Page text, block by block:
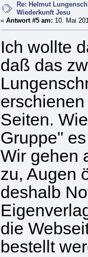
Re: Helmut
Wiederkunft Jesu
« Antwort #5 am: 10. Mai
Ich wollte
daß das
Seiten.
Gruppe"
Wir gehen
zu, Augen
deshalb
die
bestellt